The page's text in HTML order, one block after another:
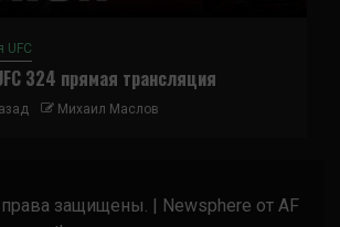
UFC
324 прямая трансляция
Михаил Маслов
защищены. | Newsphere от AF